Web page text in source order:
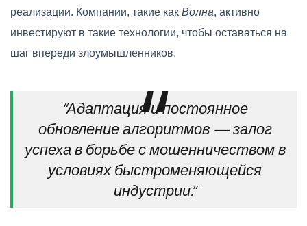
реализации. Компании, такие как Волна, активно
инвестируют в такие технологии, чтобы оставаться на
шаг впереди злоумышленников.
“Адаптация и постоянное
обновление алгоритмов — залог
успеха в борьбе с мошенничеством в
условиях быстроменяющейся
индустрии.”